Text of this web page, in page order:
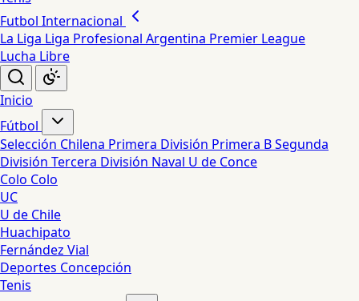
Futbol Internacional
La Liga Liga Profesional Argentina Premier League
Lucha Libre
Inicio
Fútbol
Selección Chilena Primera División Primera BSegunda
División Tercera División Naval U de Conce
Colo Colo
UC
U de Chile
Huachipato
Fernández Vial
Deportes Concepción
Tenis